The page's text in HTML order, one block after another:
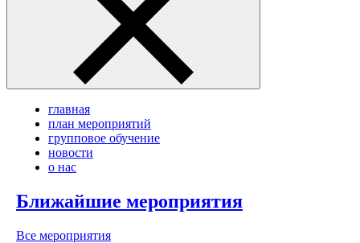
главная
план мероприятий
групповое обучение
новости
о нас
Ближайшие мероприятия
Все мероприятия